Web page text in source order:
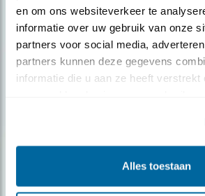
en om ons websiteverkeer te
informatie over uw gebruik van onze
partners voor social media,
partners kunnen deze gegevens
informatie die u aan ze heeft verstrekt
Alles toestaan